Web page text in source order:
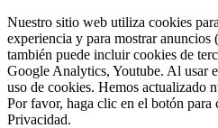
Nuestro sitio web utiliza cookies
experiencia y para mostrar
también puede incluir cookies de
Google Analytics, Youtube. Al usar
uso de cookies. Hemos actualizado
Por favor, haga clic en el botón para
Privacidad.